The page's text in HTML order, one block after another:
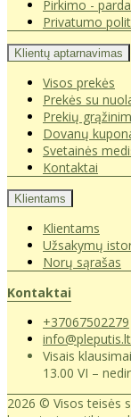
Pirkimo -
Privatumo
Klientų aptarnavimas
Visos prekės
Prekės su
Prekių
Dovanų
Svetainės
Kontaktai
Klientams
Klientams
Užsakymų
Norų sąrašas
Kontaktai
+37067502279
info@pleputis.lt
Visais
13.00 VI –
2026 © Visos teisės